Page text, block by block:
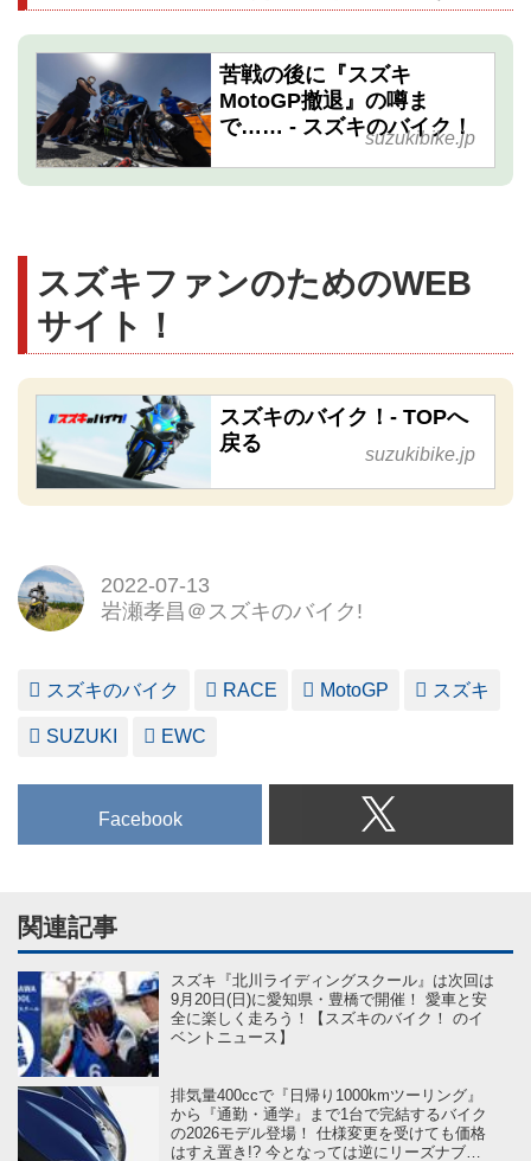
苦戦の後に『スズキ
MotoGP撤退』の噂ま
で…… - スズキのバイク！
suzukibike.jp
スズキファンのためのWEB
サイト！
スズキのバイク！- TOPへ
戻る
suzukibike.jp
2022-07-13
岩瀬孝昌＠スズキのバイク!
スズキのバイク RACE MotoGP スズキ
SUZUKI EWC
Facebook
関連記事
スズキ『北川ライディングスクール』は次回は
9月20日(日)に愛知県・豊橋で開催！ 愛車と安
全に楽しく走ろう！【スズキのバイク！ のイ
ベントニュース】
排気量400ccで『日帰り1000kmツーリング』
から『通勤・通学』まで1台で完結するバイク
の2026モデル登場！ 仕様変更を受けても価格
はすえ置き!? 今となっては逆にリーズナブル